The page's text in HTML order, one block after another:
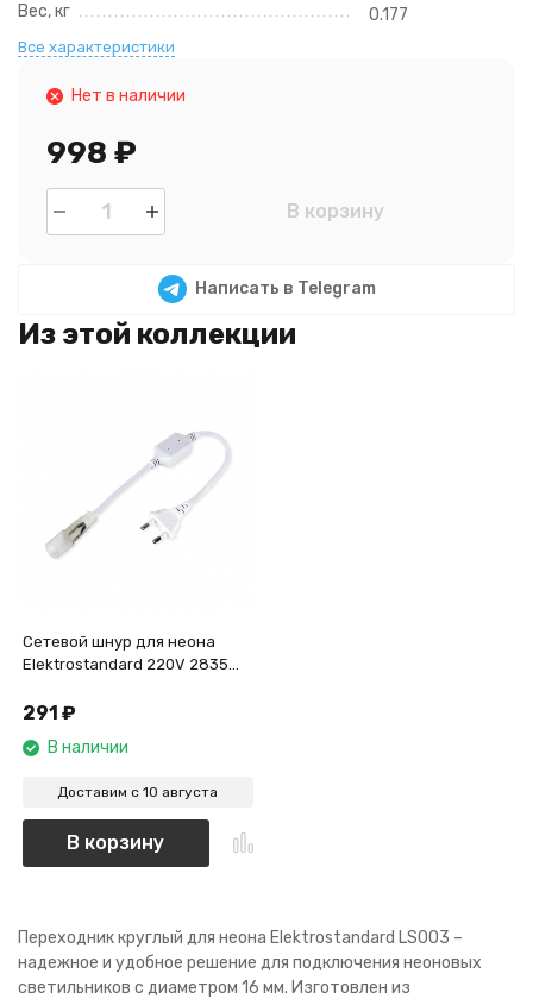
Вес, кг
0.177
Все характеристики
Нет в наличии
998 ₽
В корзину
Написать в Telegram
Из этой коллекции
Сетевой шнур для неона
Elektrostandard 220V 2835
291 ₽
В наличии
Доставим с 10 августа
В корзину
Переходник круглый для неона Elektrostandard LS003 –
надежное и удобное решение для подключения неоновых
светильников с диаметром 16 мм. Изготовлен из